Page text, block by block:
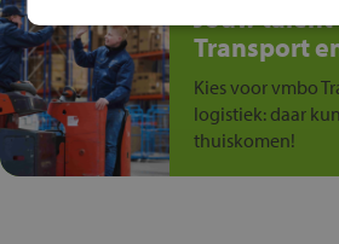
Jouw talent
Transport
Kies voor vmbo
logistiek: daar
thuiskomen!